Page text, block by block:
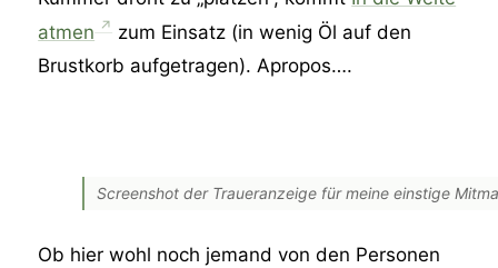
atmen
zum Einsatz (in wenig Öl auf den
Brustkorb aufgetragen). Apropos….
Screenshot der Traueranzeige für meine einstige
Ob hier wohl noch jemand von den Personen